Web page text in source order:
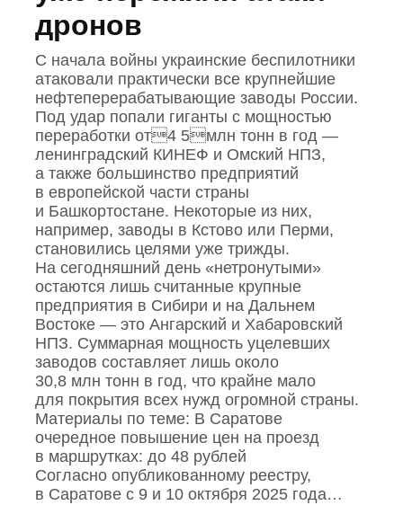
дронов
С начала войны украинские беспилотники
атаковали практически все крупнейшие
нефтеперерабатывающие заводы России.
Под удар попали гиганты с мощностью
переработки от4 5млн тонн в год —
ленинградский КИНЕФ и Омский НПЗ,
а также большинство предприятий
в европейской части страны
и Башкортостане. Некоторые из них,
например, заводы в Кстово или Перми,
становились целями уже трижды.
На сегодняшний день «нетронутыми»
остаются лишь считанные крупные
предприятия в Сибири и на Дальнем
Востоке — это Ангарский и Хабаровский
НПЗ. Суммарная мощность уцелевших
заводов составляет лишь около
30,8 млн тонн в год, что крайне мало
для покрытия всех нужд огромной страны.
Материалы по теме: В Саратове
очередное повышение цен на проезд
в маршрутках: до 48 рублей
Согласно опубликованному реестру,
в Саратове с 9 и 10 октября 2025 года…